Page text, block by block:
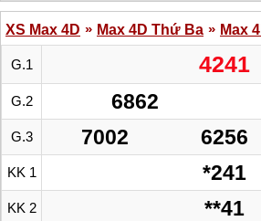
XS Max 4D » Max 4D Thứ Ba » Max
G.1 4241
G.2 6862
G.3 7002 6256
KK 1 *241
KK 2 **41